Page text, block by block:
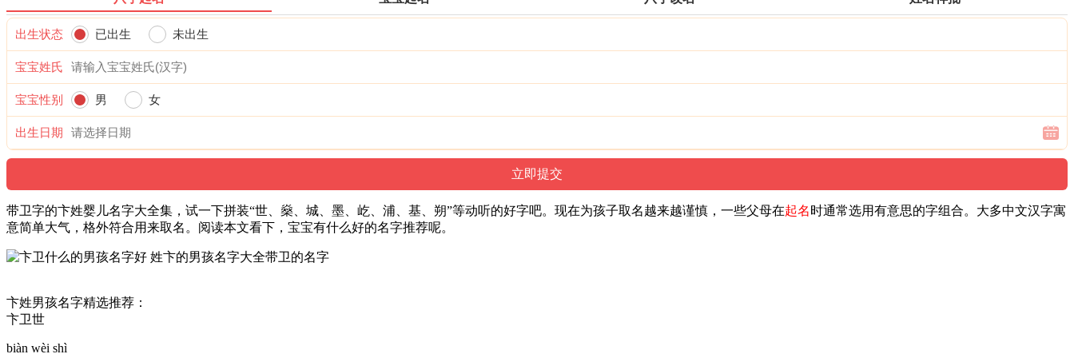
出生状态 已出生 未出生
宝宝姓氏
宝宝性别 男 女
出生日期
带卫字的卞姓婴儿名字大全集，试一下拼装“世、燊、城、墨、屹、浦、基、朔”等动听的好字吧。现在为孩子取名越来越谨慎，一些父母在起名时通常选用有意思的字组合。大多中文汉字寓
意简单大气，格外符合用来取名。阅读本文看下，宝宝有什么好的名字推荐呢。
卞姓男孩名字精选推荐：
卞卫世
biàn wèi shì